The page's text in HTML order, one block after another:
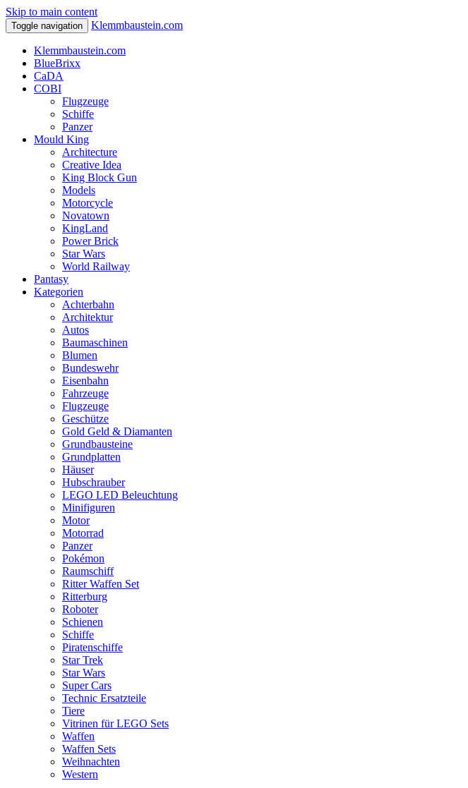
Skip to main content
Toggle navigation Klemmbaustein.com
Klemmbaustein.com
BlueBrixx
CaDA
COBI
Flugzeuge
Schiffe
Panzer
Mould King
Architecture
Creative Idea
King Block Gun
Models
Motorcycle
Novatown
KingLand
Power Brick
Star Wars
World Railway
Pantasy
Kategorien
Achterbahn
Architektur
Autos
Baumaschinen
Blumen
Bundeswehr
Eisenbahn
Fahrzeuge
Flugzeuge
Geschütze
Gold Geld & Diamanten
Grundbausteine
Grundplatten
Häuser
Hubschrauber
LEGO LED Beleuchtung
Minifiguren
Motor
Motorrad
Panzer
Pokémon
Raumschiff
Ritter Waffen Set
Ritterburg
Roboter
Schienen
Schiffe
Piratenschiffe
Star Trek
Star Wars
Super Cars
Technic Ersatzteile
Tiere
Vitrinen für LEGO Sets
Waffen
Waffen Sets
Weihnachten
Western